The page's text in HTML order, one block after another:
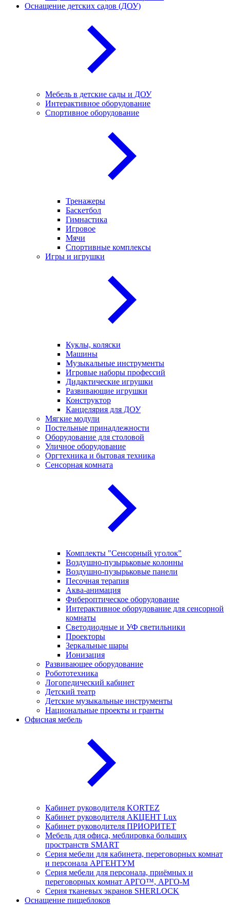
Оснащение детских садов (ДОУ)
Мебель в детские сады и ДОУ
Интерактивное оборудование
Спортивное оборудование
Тренажеры
Баскетбол
Гимнастика
Игровое
Мячи
Спортивные комплексы
Игры и игрушки
Куклы, коляски
Машины
Музыкальные инструменты
Игровые наборы профессий
Дидактические игрушки
Развивающие игрушки
Конструктор
Канцелярия для ДОУ
Мягкие модули
Постельные принадлежности
Оборудование для столовой
Уличное оборудование
Оргтехника и бытовая техника
Сенсорная комната
Комплекты "Сенсорный уголок"
Воздушно-пузырьковые колонны
Воздушно-пузырьковые панели
Песочная терапия
Аква-анимация
Фибероптическое оборудование
Интерактивное оборудование для сенсорной
комнаты
Светодиодные и УФ светильники
Проекторы
Зеркальные шары
Ионизация
Развивающее оборудование
Робототехника
Логопедический кабинет
Детский театр
Детские музыкальные инструменты
Национальные проекты и гранты
Офисная мебель
Кабинет руководителя KORTEZ
Кабинет руководителя АКЦЕНТ Lux
Кабинет руководителя ПРИОРИТЕТ
Мебель для офиса, меблировка больших
пространств SMART
Серия мебели для кабинета, переговорных комнат
и персонала АРГЕНТУМ
Серия мебели для персонала, приёмных и
переговорных комнат АРГО™, АРГО-М
Серия тканевых экранов SHERLOCK
Оснащение пищеблоков